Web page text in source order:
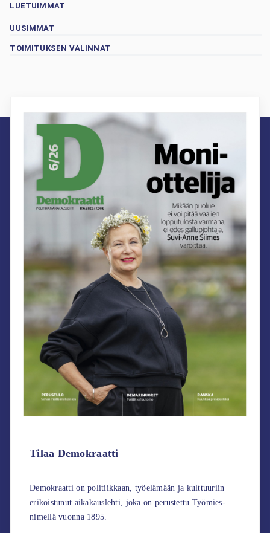
LUETUIMMAT
UUSIMMAT
TOIMITUKSEN VALINNAT
Tilaa Demokraatti
Demokraatti on politiikkaan, työelämään ja kulttuuriin
erikoistunut aikakauslehti, joka on perustettu Työmies-
nimellä vuonna 1895.